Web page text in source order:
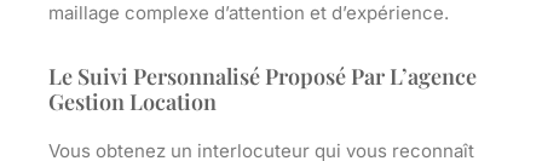
maillage complexe d’attention et d’expérience.
Le Suivi Personnalisé Proposé Par L’agence
Gestion Location
Vous obtenez un interlocuteur qui vous reconnaît